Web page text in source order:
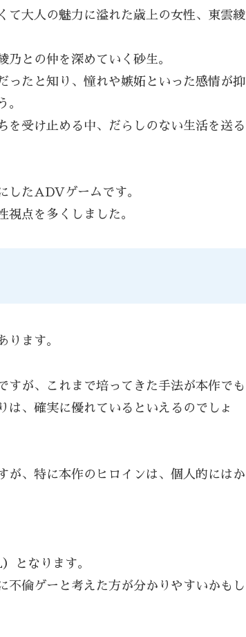
て大人の魅力に溢れた歳上の女性、東雲綾
乃との仲を深めていく砂生。
ったと知り、憧れや嫉妬といった感情が抑
。
を受け止める中、だらしのない生活を送る
したADVゲームです。
視点を多くしました。
ります。
すが、これまで培ってきた手法が本作でも
、確実に優れているといえるのでしょ
が、特に本作のヒロインは、個人的にはか
となります。
不倫ゲーと考えた方が分かりやすいかもし